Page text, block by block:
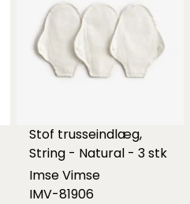
Stof trusseindlæg,
String - Natural - 3 stk
Imse Vimse
IMV-81906